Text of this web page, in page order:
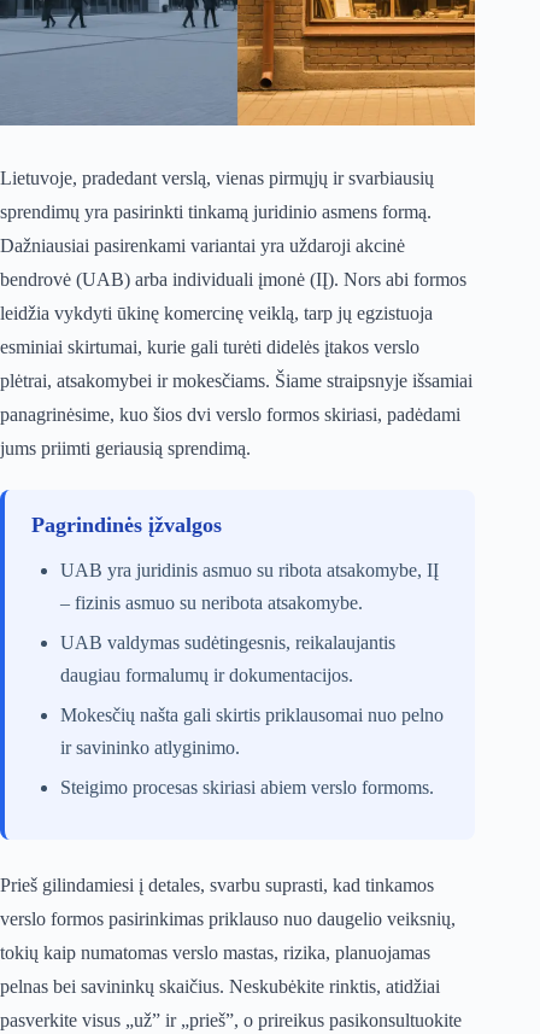
Lietuvoje, pradedant verslą, vienas pirmųjų ir svarbiausių
sprendimų yra pasirinkti tinkamą juridinio asmens formą.
Dažniausiai pasirenkami variantai yra uždaroji akcinė
bendrovė (UAB) arba individuali įmonė (IĮ). Nors abi formos
leidžia vykdyti ūkinę komercinę veiklą, tarp jų egzistuoja
esminiai skirtumai, kurie gali turėti didelės įtakos verslo
plėtrai, atsakomybei ir mokesčiams. Šiame straipsnyje išsamiai
panagrinėsime, kuo šios dvi verslo formos skiriasi, padėdami
jums priimti geriausią sprendimą.
Pagrindinės įžvalgos
UAB yra juridinis asmuo su ribota atsakomybe, IĮ
– fizinis asmuo su neribota atsakomybe.
UAB valdymas sudėtingesnis, reikalaujantis
daugiau formalumų ir dokumentacijos.
Mokesčių našta gali skirtis priklausomai nuo pelno
ir savininko atlyginimo.
Steigimo procesas skiriasi abiem verslo formoms.
Prieš gilindamiesi į detales, svarbu suprasti, kad tinkamos
verslo formos pasirinkimas priklauso nuo daugelio veiksnių,
tokių kaip numatomas verslo mastas, rizika, planuojamas
pelnas bei savininkų skaičius. Neskubėkite rinktis, atidžiai
pasverkite visus „už” ir „prieš”, o prireikus pasikonsultuokite